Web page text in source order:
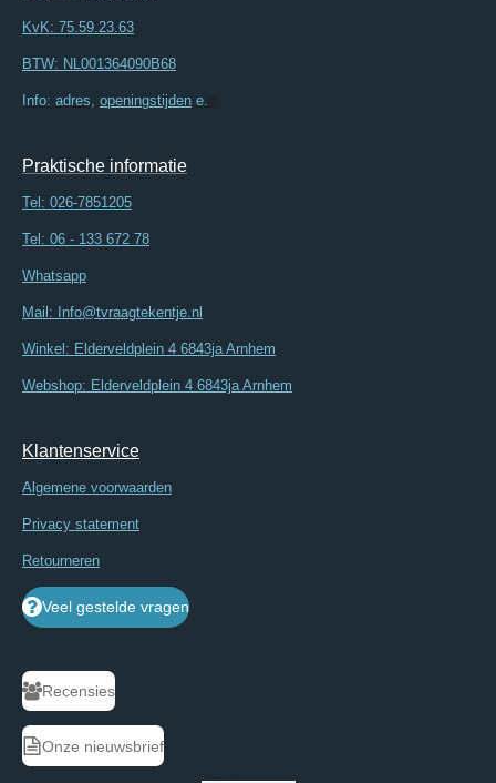
KvK: 75.59.23.63
BTW: NL001364090B68
Info: adres, openingstijden e.
Praktische informatie
Tel: 026-7851205
Tel: 06 - 133 672 78
Whatsapp
Mail: Info@tvraagtekentje.nl
Winkel: Elderveldplein 4 6843ja Arnhem
Webshop: Elderveldplein 4 6843ja Arnhem
Klantenservice
Algemene voorwaarden
Privacy statement
Retourneren
Veel gestelde vragen
Recensies
Onze nieuwsbrief